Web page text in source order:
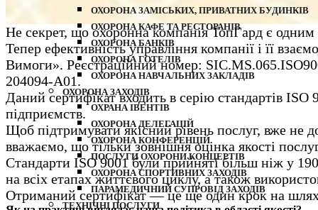
ОХОРОНА ЗАМІСЬКИХ, ПРИВАТНИХ БУДИНКІВ
ОХОРОНА КАФЕ ТА РЕСТОРАНІВ
ОХОРОНА БАНКІВ
ОХОРОНА ГОТЕЛІВ
ОХОРОНА НАВЧАЛЬНИХ ЗАКЛАДІВ
ОХОРОНА ЗАХОДІВ
ОХРАНА ІВЕНТІВ
ОХОРОНА ДЕЛЕГАЦІЙ
ОХОРОНА КОНФЕРЕНЦІЙ
ПОСЛУГИ ОХОРОНИ КОНЦЕРТІВ
ОХОРОНА СПОРТИВНИХ ЗАХОДІВ
ПАРАМЕДИЧНИЙ СУПРОВІД ЗАХОДІВ
ТЕХНІЧНІ ПОСЛУГИ
Не секрет, що охоронна компанія ТопГард є одним
Тепер ефективність управління компанії і її
Вимоги». Реєстраційний номер:
204094-A01.
Даний сертифікат входить в серію стандартів
підприємств.
Щоб підтримувати якісний рівень послуг, вже не
вважаємо, що тільки зовнішня оцінка якості
Стандарти ISO 9001 були прийняті більш ніж у
на всіх етапах життєвого циклу, а також
Отриманий сертифікат — це ще один крок на шляху